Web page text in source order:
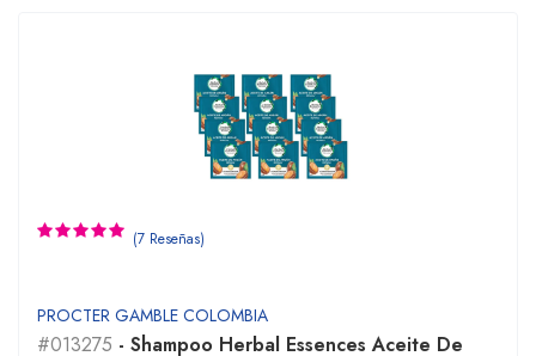
(7 Reseñas)
PROCTER GAMBLE COLOMBIA
#013275 - Shampoo Herbal Essences Aceite De